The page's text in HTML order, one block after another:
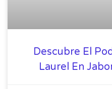
Descubre El
Laurel En